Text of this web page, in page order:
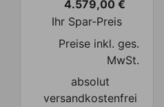
Preis
4.579,00 €
Ihr Spar-Preis
Preise inkl. ges.
MwSt.
absolut
versandkostenfrei